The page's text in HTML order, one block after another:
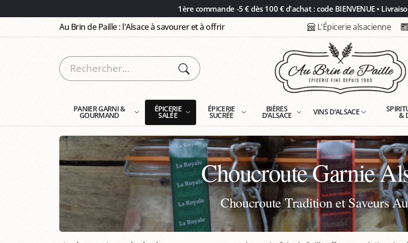
1ère commande -5 € dès 100 € d'achat : code BIENVENUE •
Au Brin de Paille : l'Alsace à savourer et à offrir L'Épicerie alsacienne
PANIER GARNI &
GOURMAND
ÉPICERIE
SALÉE
ÉPICERIE
SUCRÉE
BIÈRES
D'ALSACE VINS D'ALSACE &
Choucroute Garnie
Choucroute Tradition et Saveurs